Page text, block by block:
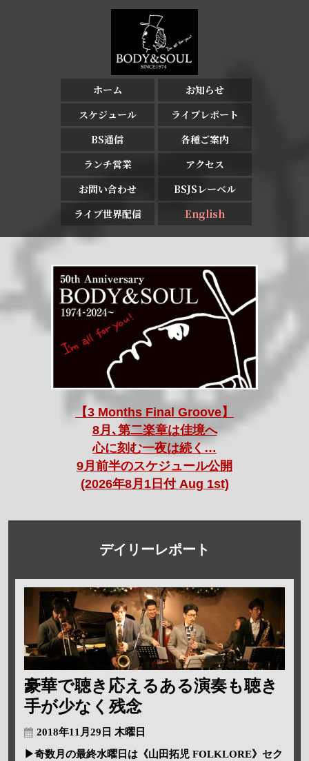
ホーム
お知らせ
スケジュール
ライブレポート
BS通信
各種ご案内
ランチ営業
アクセス
お問い合わせ
BSJSレーベル
ライブ世界配信
English
【3 Months Final Groove】
8月､第二楽章は佳境へ
心に刻む一夜は続く…
9月前半のスケジュール公開
(2026年8月1日付 Aug 1st)
デイリーレポート
豪華で聴き応えるある演奏も聴き
手が少なく残念
2018年11月29日 木曜日
▶奇数月の最終水曜日は《山田拓児 FOLKLORE》セク